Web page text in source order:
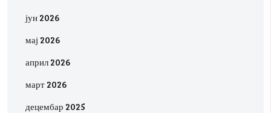
јун 2026
мај 2026
април 2026
март 2026
децембар 2025